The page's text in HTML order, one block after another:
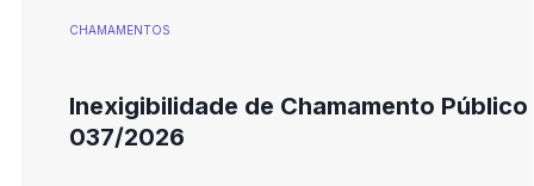
CHAMAMENTOS
Inexigibilidade de Chamamento Público
037/2026